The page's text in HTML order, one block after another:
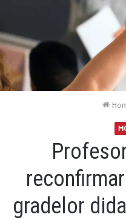
gradelor